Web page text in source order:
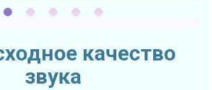
качество
звука